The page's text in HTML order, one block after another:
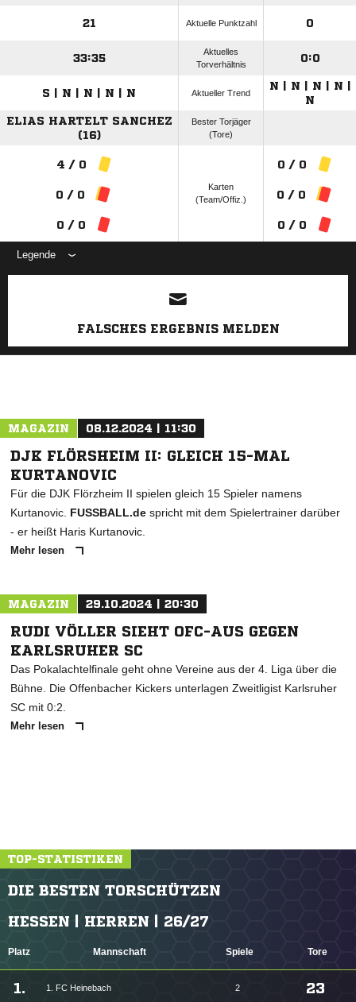
21 Aktuelle Punktzahl 0
33:35
Aktuelles
Torverhältnis
0:0
S | N | N | N | N Aktueller Trend
N | N | N | N |
N
ELIAS HARTELT SANCHEZ
(16)
Bester Torjäger
(Tore)
4 / 0
0 / 0
0 / 0
Karten
(Team/Offiz.)
0 / 0
0 / 0
0 / 0
Legende
ANZEIGE
FALSCHES ERGEBNIS MELDEN
MAGAZIN 08.12.2024 | 11:30
DJK FLÖRSHEIM II: GLEICH 15-MAL
KURTANOVIC
Für die DJK Flörzheim II spielen gleich 15 Spieler namens
Kurtanovic. FUSSBALL.de spricht mit dem Spielertrainer darüber
- er heißt Haris Kurtanovic.
Mehr lesen
MAGAZIN 29.10.2024 | 20:30
RUDI VÖLLER SIEHT OFC-AUS GEGEN
KARLSRUHER SC
Das Pokalachtelfinale geht ohne Vereine aus der 4. Liga über die
Bühne. Die Offenbacher Kickers unterlagen Zweitligist Karlsruher
SC mit 0:2.
Mehr lesen
TOP-STATISTIKEN
DIE BESTEN TORSCHÜTZEN
HESSEN | HERREN | 26/27
Platz Mannschaft Spiele Tore
1. 1. FC Heinebach 2 23